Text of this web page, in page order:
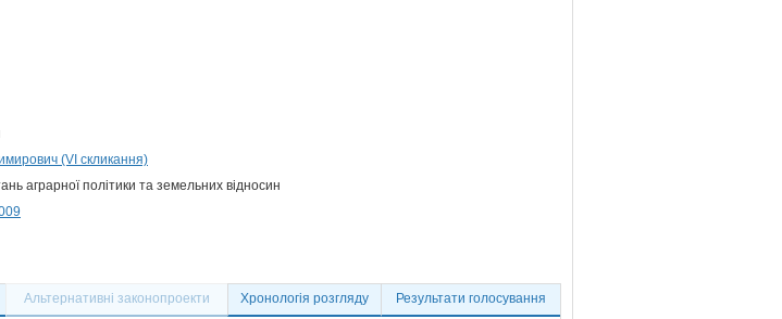
(VI скликання)
аграрної політики та земельних відносин
Альтернативні законопроекти Хронологія розгляду Результати голосування